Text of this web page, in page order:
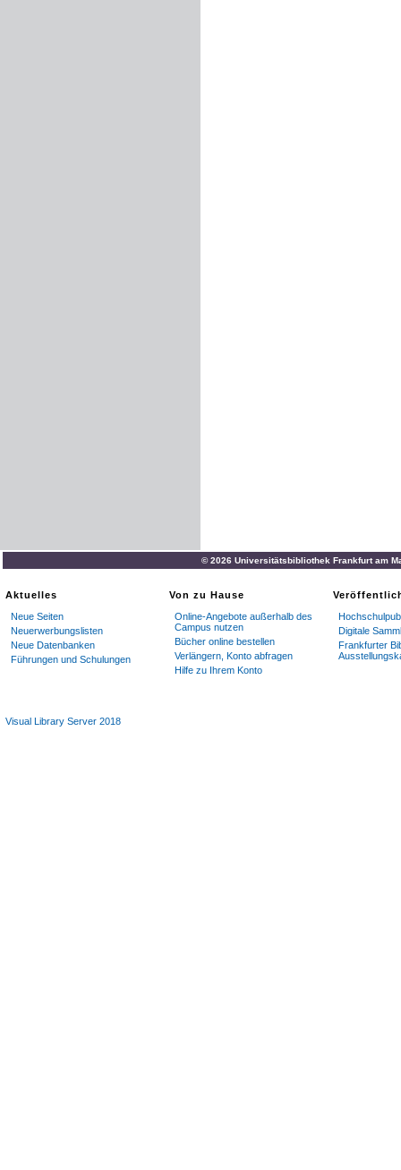
© 2026 Universitätsbibliothek Frankfurt am
Aktuelles
Neue Seiten
Neuerwerbungslisten
Neue Datenbanken
Führungen und Schulungen
Von zu Hause
Online-Angebote außerhalb des
Campus nutzen
Bücher online bestellen
Verlängern, Konto abfragen
Hilfe zu Ihrem Konto
Digitale
Frankfurter
Visual Library Server 2018